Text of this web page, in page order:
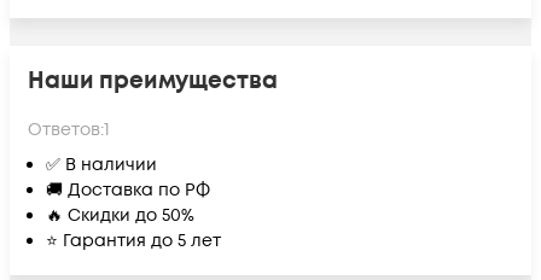
Наши преимущества
Ответов:1
✅ В наличии
🚚 Доставка по РФ
🔥 Скидки до 50%
⭐ Гарантия до 5 лет